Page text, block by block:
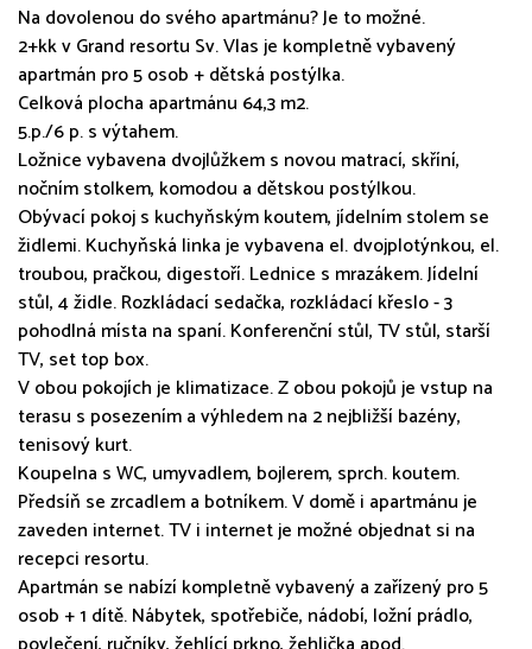
Na dovolenou do svého apartmánu? Je to možné.
2+kk v Grand resortu Sv. Vlas je kompletně vybavený
apartmán pro 5 osob + dětská postýlka.
Celková plocha apartmánu 64,3 m2.
5.p./6 p. s výtahem.
Ložnice vybavena dvojlůžkem s novou matrací, skříní,
nočním stolkem, komodou a dětskou postýlkou.
Obývací pokoj s kuchyňským koutem, jídelním stolem se
židlemi. Kuchyňská linka je vybavena el. dvojplotýnkou, el.
troubou, pračkou, digestoří. Lednice s mrazákem. Jídelní
stůl, 4 židle. Rozkládací sedačka, rozkládací křeslo - 3
pohodlná místa na spaní. Konferenční stůl, TV stůl, starší
TV, set top box.
V obou pokojích je klimatizace. Z obou pokojů je vstup na
terasu s posezením a výhledem na 2 nejbližší bazény,
tenisový kurt.
Koupelna s WC, umyvadlem, bojlerem, sprch. koutem.
Předsíň se zrcadlem a botníkem. V domě i apartmánu je
zaveden internet. TV i internet je možné objednat si na
recepci resortu.
Apartmán se nabízí kompletně vybavený a zařízený pro 5
osob + 1 dítě. Nábytek, spotřebiče, nádobí, ložní prádlo,